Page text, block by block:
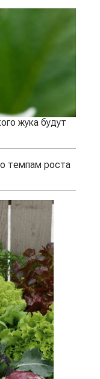
жука будут
темпам роста